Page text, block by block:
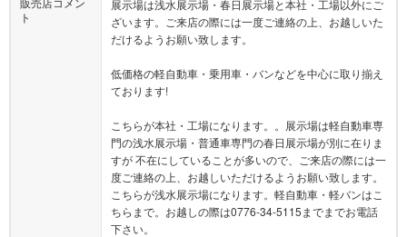
ト
展示場は浅水展示場・春日展示場と本社・工場以外にご
ざいます。ご来店の際には一度ご連絡の上、お越しいた
だけるようお願い致します。
低価格の軽自動車・乗用車・バンなどを中心に取り揃え
ております!
こちらが本社・工場になります。。展示場は軽自動車専
門の浅水展示場・普通車専門の春日展示場が別に在りま
すが 不在にしていることが多いので、ご来店の際には一
度ご連絡の上、お越しいただけるようお願い致します。
こちらが浅水展示場になります。軽自動車・軽バンはこ
ちらまで。お越しの際は0776-34-5115までまでお電話
下さい。